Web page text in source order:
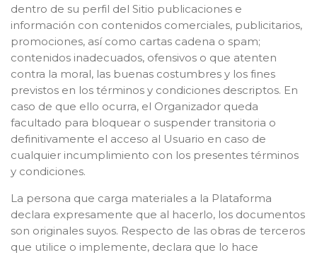
dentro de su perfil del Sitio publicaciones e
información con contenidos comerciales, publicitarios,
promociones, así como cartas cadena o spam;
contenidos inadecuados, ofensivos o que atenten
contra la moral, las buenas costumbres y los fines
previstos en los términos y condiciones descriptos. En
caso de que ello ocurra, el Organizador queda
facultado para bloquear o suspender transitoria o
definitivamente el acceso al Usuario en caso de
cualquier incumplimiento con los presentes términos
y condiciones.
La persona que carga materiales a la Plataforma
declara expresamente que al hacerlo, los documentos
son originales suyos. Respecto de las obras de terceros
que utilice o implemente, declara que lo hace